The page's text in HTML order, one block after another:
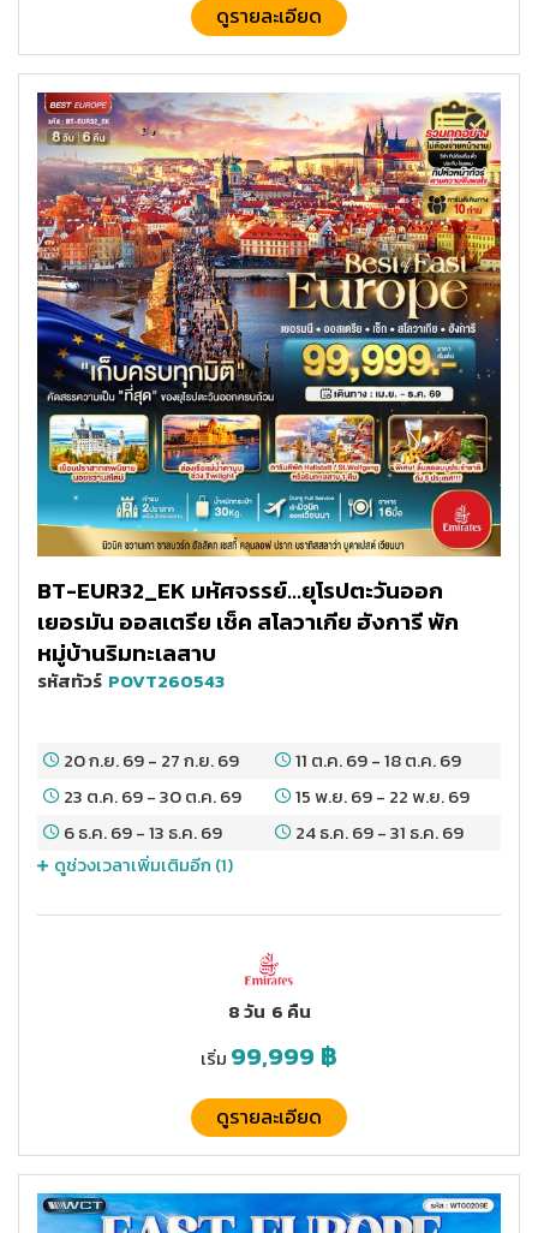
ดูรายละเอียด
BT-EUR32_EK มหัศจรรย์...ยุโรปตะวันออก
เยอรมัน ออสเตรีย เช็ค สโลวาเกีย ฮังการี พัก
หมู่บ้านริมทะเลสาบ
รหัสทัวร์ POVT260543
20 ก.ย. 69- 27 ก.ย. 69 11 ต.ค. 69-18 ต.ค. 69
23 ต.ค. 69-30 ต.ค. 69 15 พ.ย. 69- 22 พ.ย. 69
6 ธ.ค. 69-13 ธ.ค. 69 24 ธ.ค. 69-31 ธ.ค. 69
ดูช่วงเวลาเพิ่มเติมอีก (1)
8 วัน 6 คืน
เริ่ม 99,999 ฿
ดูรายละเอียด